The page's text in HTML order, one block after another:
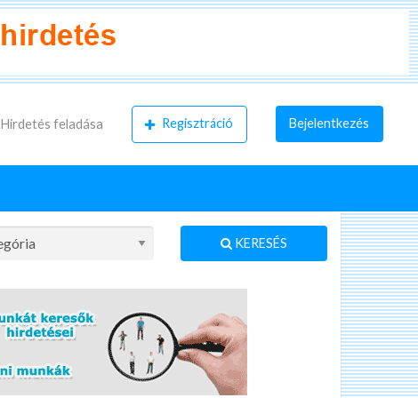
Hirdetés feladása Regisztráció Bejelentkezés
KERESÉS